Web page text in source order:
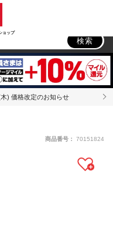
ョップ
検索
) 価格改定のお知らせ
商品番号： 70151824